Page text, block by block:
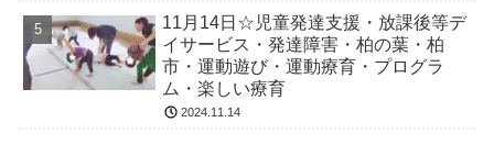
11月14日☆児童発達支援・放課後等デ
イサービス・発達障害・柏の葉・柏
市・運動遊び・運動療育・プログラ
ム・楽しい療育
2024.11.14